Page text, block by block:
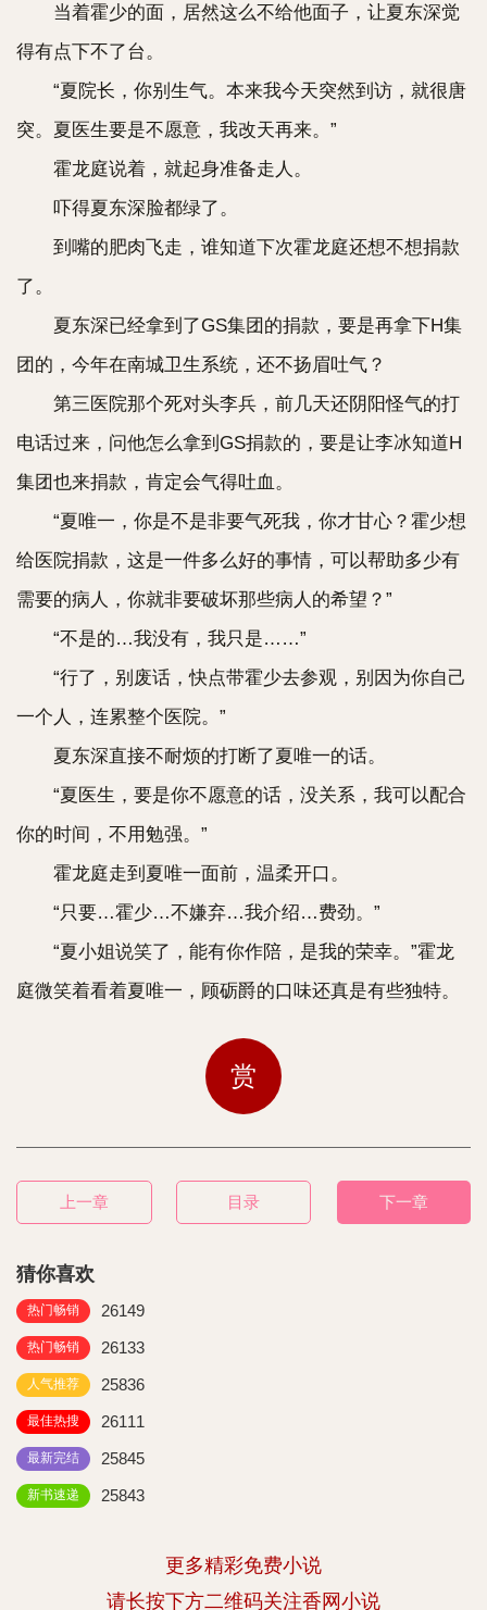
当着霍少的面，居然这么不给他面子，让夏东深觉
得有点下不了台。
“夏院长，你别生气。本来我今天突然到访，就很唐
突。夏医生要是不愿意，我改天再来。”
霍龙庭说着，就起身准备走人。
吓得夏东深脸都绿了。
到嘴的肥肉飞走，谁知道下次霍龙庭还想不想捐款
了。
夏东深已经拿到了GS集团的捐款，要是再拿下H集
团的，今年在南城卫生系统，还不扬眉吐气？
第三医院那个死对头李兵，前几天还阴阳怪气的打
电话过来，问他怎么拿到GS捐款的，要是让李冰知道H
集团也来捐款，肯定会气得吐血。
“夏唯一，你是不是非要气死我，你才甘心？霍少想
给医院捐款，这是一件多么好的事情，可以帮助多少有
需要的病人，你就非要破坏那些病人的希望？”
“不是的…我没有，我只是……”
“行了，别废话，快点带霍少去参观，别因为你自己
一个人，连累整个医院。”
夏东深直接不耐烦的打断了夏唯一的话。
“夏医生，要是你不愿意的话，没关系，我可以配合
你的时间，不用勉强。”
霍龙庭走到夏唯一面前，温柔开口。
“只要…霍少…不嫌弃…我介绍…费劲。”
“夏小姐说笑了，能有你作陪，是我的荣幸。”霍龙
庭微笑着看着夏唯一，顾砺爵的口味还真是有些独特。
赏
上一章 目录 下一章
猜你喜欢
热门畅销 26149
热门畅销 26133
人气推荐 25836
最佳热搜 26111
最新完结 25845
新书速递 25843
更多精彩免费小说
请长按下方二维码关注香网小说